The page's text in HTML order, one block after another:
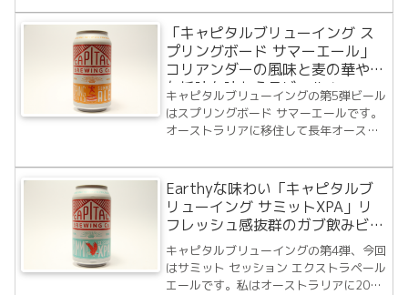
ていてビールに関する面白い記念日があ
ることを発見しました。その名も"World
IPA Day"毎年8月の第一木曜日...
「キャピタルブリューイング ス
プリングボード サマーエール」
コリアンダーの風味と麦の華やか
な旨味を味わえるビール！
キャピタルブリューイングの第5弾ビール
はスプリングボード サマーエールです。
オーストラリアに移住して長年オースト
り前になってしまってることがたくさん
あります。中でもオーストラリア人の気
さくでフレンドリーな性格は本当に接客
向きだな...
Earthyな味わい「キャピタルブ
リューイング サミットXPA」リ
フレッシュ感抜群のガブ飲みビー
ル！
キャピタルブリューイングの第4弾、今回
はサミット セッション エクストラペール
エールです。私はオーストラリアに2001